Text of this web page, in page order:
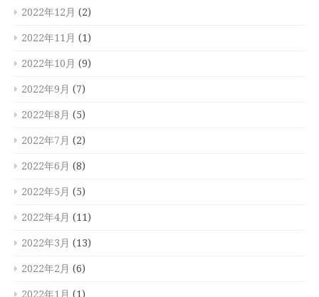
2022年12月 (2)
2022年11月 (1)
2022年10月 (9)
2022年9月 (7)
2022年8月 (5)
2022年7月 (2)
2022年6月 (8)
2022年5月 (5)
2022年4月 (11)
2022年3月 (13)
2022年2月 (6)
2022年1月 (1)